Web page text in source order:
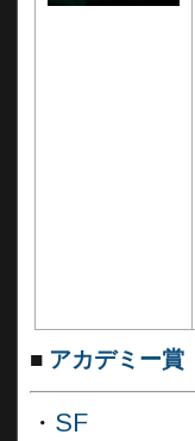
■ アカデミー賞
・ SF